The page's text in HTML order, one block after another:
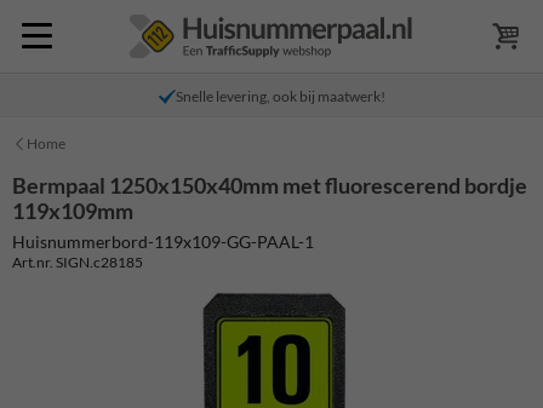
Snelle levering, ook bij maatwerk!
Home
Bermpaal 1250x150x40mm met fluorescerend bordje
119x109mm
Huisnummerbord-119x109-GG-PAAL-1
Art.nr. SIGN.c28185